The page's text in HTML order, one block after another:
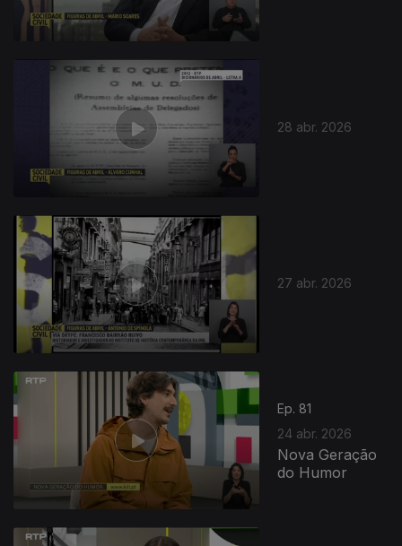
28 abr. 2026
27 abr. 2026
Ep. 81
24 abr. 2026
Nova Geração
do Humor
923969